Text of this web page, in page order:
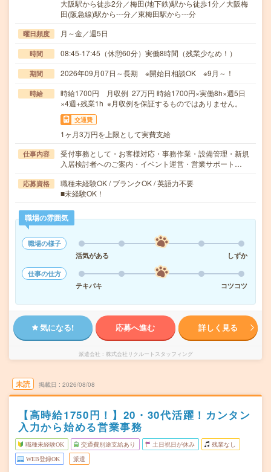
大阪駅から徒歩2分／梅田(地下鉄)駅から徒歩1分／大阪梅
田(阪急線)駅から---分／東梅田駅から---分
曜日頻度 月～金／週5日
時間 08:45-17:45（休憩60分）実働8時間（残業少なめ！）
期間 2026年09月07日～長期 ※開始日相談OK ※9月～！
時給
時給1700円 月収例 27万円 時給1700円×実働8h×週5日
×4週+残業1h ※月収例を保証するものではありません。
交通費
1ヶ月3万円を上限として実費支給
仕事内容
受付事務として・お客様対応・事務作業・設備管理・新規
入居検討者へのご案内・イベント運営・営業サポート…
応募資格
職種未経験OK / ブランクOK / 英語力不要
■未経験OK！
職場の雰囲気
職場の様子
活気がある
しずか
仕事の仕方
テキパキ
コツコツ
気になる! 応募へ進む 詳しく見る
派遣会社 株式会社リクルートスタッフィング
未読 掲載日 2026/08/08
【高時給1750円！】20・30代活躍！カンタン
入力から始める営業事務
職種未経験OK 交通費別途支給あり 土日祝日が休み 残業なし
WEB登録OK 派遣